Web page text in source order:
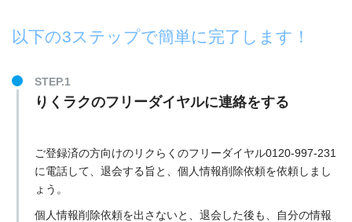
以下の3ステップで簡単に完了します！
STEP.1
りくラクのフリーダイヤルに連絡をする
ご登録済の方向けのリクらくのフリーダイヤル0120-997-231
に電話して、退会する旨と、個人情報削除依頼を依頼しまし
ょう。
個人情報削除依頼を出さないと、 退会した後も、自分の情報